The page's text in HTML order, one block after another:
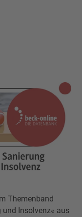
Themenband
und Insolvenz« aus